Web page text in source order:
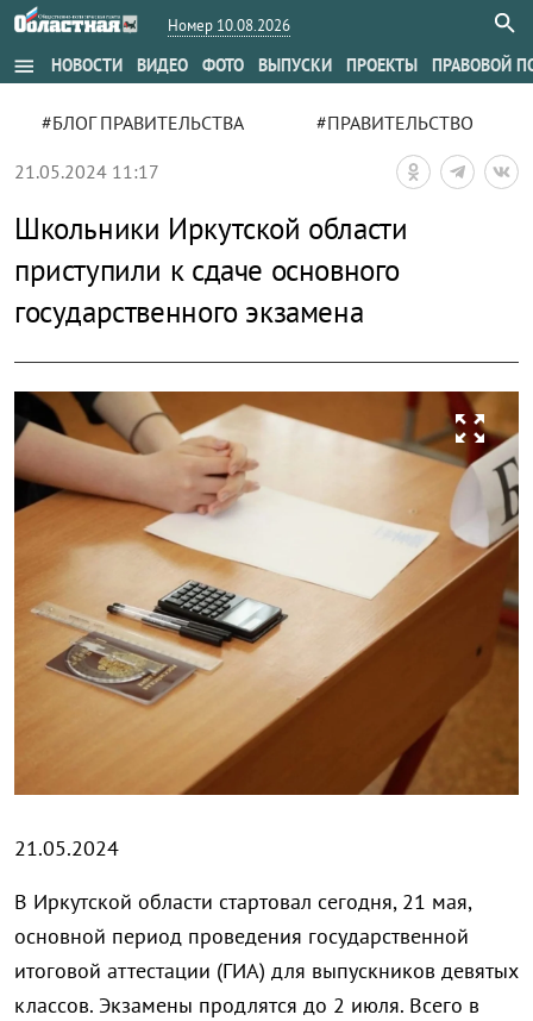
Номер 10.08.2026
menu НОВОСТИ ВИДЕО ФОТО ВЫПУСКИ ПРОЕКТЫ ПРАВОВОЙ
#БЛОГ ПРАВИТЕЛЬСТВА #ПРАВИТЕЛЬСТВО
21.05.2024 11:17
Школьники Иркутской области
приступили к сдаче основного
государственного экзамена
zoom_out_map
21.05.2024
В Иркутской области стартовал сегодня, 21 мая,
основной период проведения государственной
итоговой аттестации (ГИА) для выпускников девятых
классов. Экзамены продлятся до 2 июля. Всего в